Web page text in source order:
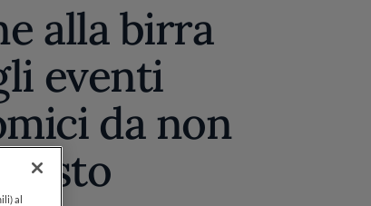
alla birra
eventi
da non
al